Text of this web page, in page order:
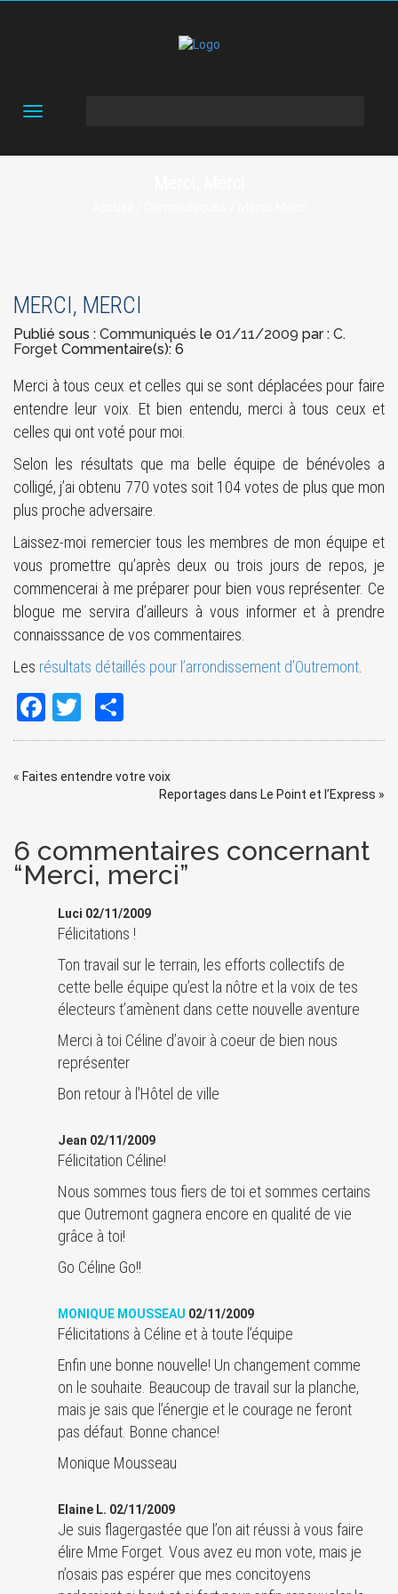
Toggle
MERCI, MERCI
Publié sous : Communiqués le 01/11/2009 par : C.
Forget Commentaire(s): 6
Merci à tous ceux et celles qui se sont déplacées pour faire
entendre leur voix. Et bien entendu, merci à tous ceux et
celles qui ont voté pour moi.
Selon les résultats que ma belle équipe de bénévoles a
colligé, j’ai obtenu 770 votes soit 104 votes de plus que mon
plus proche adversaire.
Laissez-moi remercier tous les membres de mon équipe et
vous promettre qu’après deux ou trois jours de repos, je
commencerai à me préparer pour bien vous représenter. Ce
blogue me servira d’ailleurs à vous informer et à prendre
connaisssance de vos commentaires.
Les résultats détaillés pour l’arrondissement d’Outremont
FacebookTwitter
« Faites entendre votre voix
Reportages dans Le Point et l’Express »
6 commentaires concernant
“Merci, merci”
Luci 02/11/2009
Félicitations !
Ton travail sur le terrain, les efforts collectifs de
cette belle équipe qu’est la nôtre et la voix de tes
électeurs t’amènent dans cette nouvelle aventure
Merci à toi Céline d’avoir à coeur de bien nous
représenter
Bon retour à l’Hôtel de ville
Jean 02/11/2009
Félicitation Céline!
Nous sommes tous fiers de toi et sommes certains
que Outremont gagnera encore en qualité de vie
grâce à toi!
Go Céline Go!!
MONIQUE MOUSSEAU 02/11/2009
Félicitations à Céline et à toute l’équipe
Enfin une bonne nouvelle! Un changement comme
on le souhaite. Beaucoup de travail sur la planche,
mais je sais que l’énergie et le courage ne feront
pas défaut. Bonne chance!
Monique Mousseau
Elaine L. 02/11/2009
Je suis flagergastée que l’on ait réussi à vous faire
élire Mme Forget. Vous avez eu mon vote, mais je
n’osais pas espérer que mes concitoyens